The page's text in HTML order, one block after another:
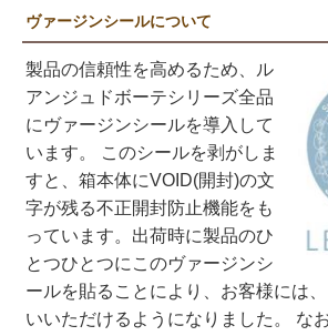
ヴァージンシールについて
製品の信頼性を高めるため、ル
アンジュドボーテシリーズ全品
にヴァージンシールを導入して
います。 このシールを剥がしま
すと、箱本体にVOID(開封)の文
字が残る不正開封防止機能をも
っています。出荷時に製品のひ
とつひとつにこのヴァージンシ
ールを貼ることにより、お客様には
いいただけるようになりました。 な